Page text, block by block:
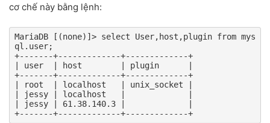
cơ chế này bằng lệnh:
MariaDB [(none)]> select User,host,plugin from mys
ql.user;
+-------+-------------+-------------+
| user  | host        | plugin      |
+-------+-------------+-------------+
| root  | localhost   | unix_socket |
| jessy | localhost   |             |
| jessy | 61.38.140.3 |             |
+-------+-------------+-------------+